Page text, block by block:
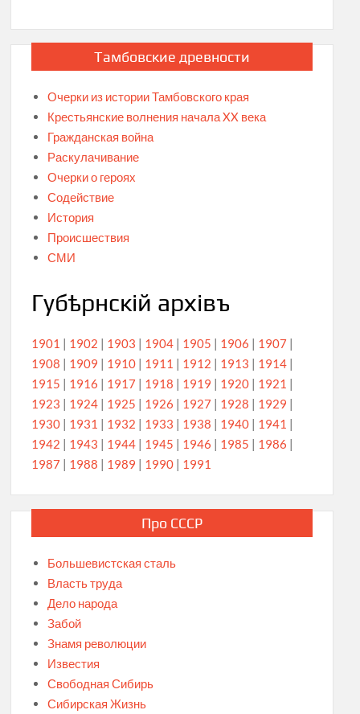
Тамбовские древности
Очерки из истории Тамбовского края
Крестьянские волнения начала XX века
Гражданская война
Раскулачивание
Очерки о героях
Содействие
История
Происшествия
СМИ
Губѣрнскiй архiвъ
1901 | 1902 | 1903 | 1904 | 1905 | 1906 | 1907 |
1908 | 1909 | 1910 | 1911 | 1912 | 1913 | 1914 |
1915 | 1916 | 1917 | 1918 | 1919 | 1920 | 1921 |
1923 | 1924 | 1925 | 1926 | 1927 | 1928 | 1929 |
1930 | 1931 | 1932 | 1933 | 1938 | 1940 | 1941 |
1942 | 1943 | 1944 | 1945 | 1946 | 1985 | 1986 |
1987 | 1988 | 1989 | 1990 | 1991
Про СССР
Большевистская сталь
Власть труда
Дело народа
Забой
Знамя революции
Известия
Свободная Сибирь
Сибирская Жизнь